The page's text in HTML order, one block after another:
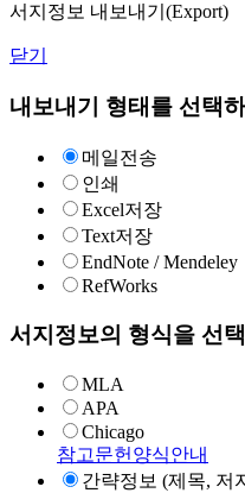
서지정보 내보내기(Export)
닫기
내보내기 형태를 선택
메일전송
인쇄
Excel저장
Text저장
EndNote / Mendeley
RefWorks
서지정보의 형식을 선
MLA
APA
Chicago
참고문헌양식안내
간략정보 (제목, 저